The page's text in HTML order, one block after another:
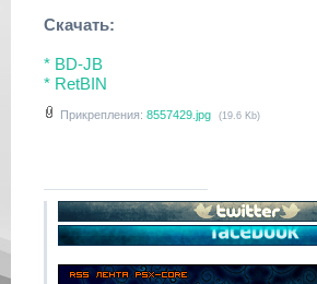
Скачать:
* BD-JB
* RetBIN
Прикрепления: 8557429.jpg (19.6 Kb)